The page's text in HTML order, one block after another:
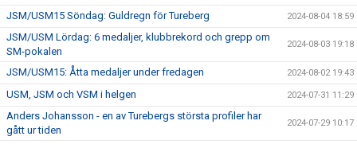
JSM/USM15 Söndag: Guldregn för Tureberg 2024-08-04 18:59
JSM/USM Lördag: 6 medaljer, klubbrekord och grepp om
SM-pokalen
2024-08-03 19:18
JSM/USM15: Åtta medaljer under fredagen 2024-08-02 19:43
USM, JSM och VSM i helgen 2024-07-31 11:29
Anders Johansson - en av Turebergs största profiler har
gått ur tiden
2024-07-29 10:17